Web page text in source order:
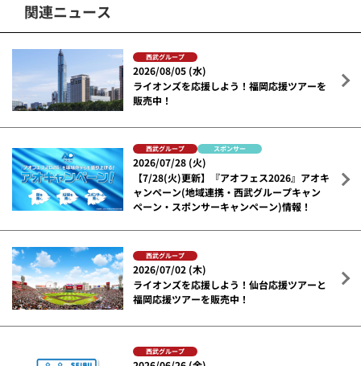
関連ニュース
西武グループ
2026/08/05 (水)
ライオンズを応援しよう！福岡応援ツアーを
販売中！
西武グループ スポンサー
2026/07/28 (火)
【7/28(火)更新】『アオフェス2026』アオキ
ャンペーン(地域連携・西武グループキャン
ペーン・スポンサーキャンペーン)情報！
西武グループ
2026/07/02 (木)
ライオンズを応援しよう！仙台応援ツアーと
福岡応援ツアーを販売中！
西武グループ